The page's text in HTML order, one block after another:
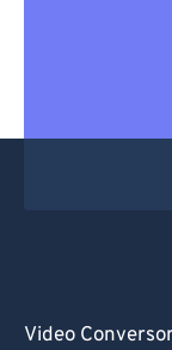
Video